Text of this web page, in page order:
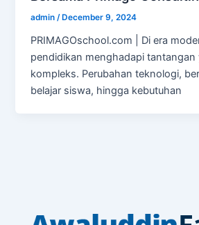
admin /December 9, 2024
PRIMAGOschool.com | Di era
pendidikan menghadapi tantangan
kompleks. Perubahan teknologi,
belajar siswa, hingga kebutuhan